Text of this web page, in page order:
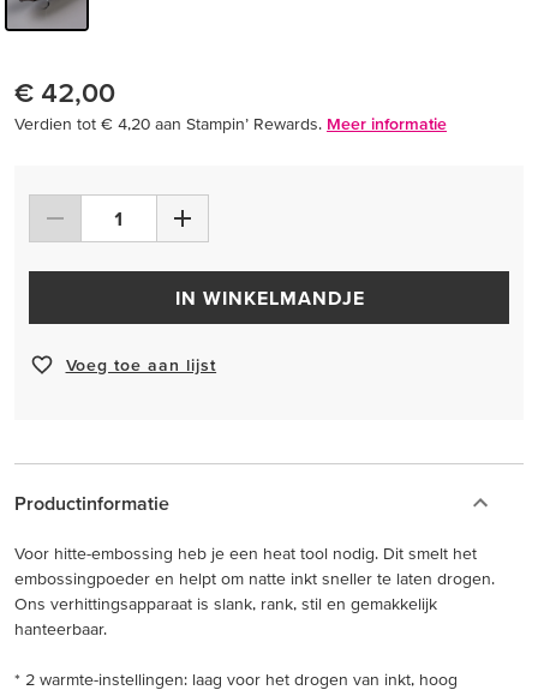
€ 42,00
Verdien tot € 4,20 aan Stampin’ Rewards. Meer informatie
IN WINKELMANDJE
Voeg toe aan lijst
Productinformatie
Voor hitte-embossing heb je een heat tool nodig. Dit smelt het
embossingpoeder en helpt om natte inkt sneller te laten drogen.
Ons verhittingsapparaat is slank, rank, stil en gemakkelijk
hanteerbaar.
* 2 warmte-instellingen: laag voor het drogen van inkt, hoog